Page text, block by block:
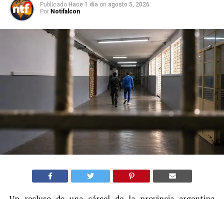
Publicado Hace 1 día on agosto 5, 2026
Por Notifalcon